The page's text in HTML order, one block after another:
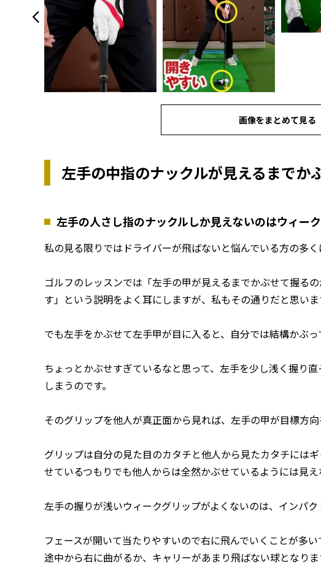
画像をまとめて見る
左手の中指のナックルが見えるまでか
左手の人さし指のナックルしか見えないのはウィー
私の見る限りではドライバーが飛ばないと悩んでいる方の多く
ゴルフのレッスンでは「左手の甲が見えるまでかぶせて握る
す」という説明をよく耳にしますが、私もその通りだと思いま
でも左手をかぶせて左手甲が目に入ると、自分では結構かぶっ
ちょっとかぶせすぎているなと思って、左手を少し浅く握り
しまうのです。
そのグリップを他人が真正面から見れば、左手の甲が目標方
グリップは自分の見た目のカタチと他人から見たカタチには
せているつもりでも他人からは全然かぶせているようには見え
左手の握りが浅いウィークグリップがよくないのは、インパク
フェースが開いて当たりやすいので右に飛んでいくことが多
途中から右に曲がるか、キャリーがあまり飛ばない球となりま